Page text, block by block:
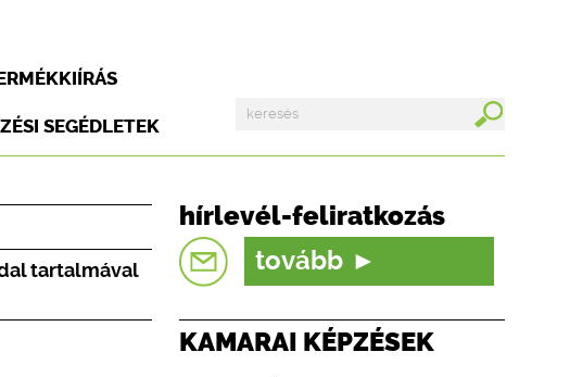
SEGÉDLETEK
tartalmával
hírlevél-feliratkozás
tovább
KAMARAI KÉPZÉSEK